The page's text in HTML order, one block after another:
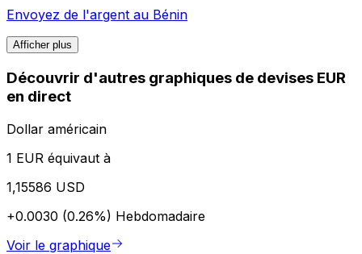
Envoyez de l'argent au Bénin
Afficher plus
Découvrir d'autres graphiques de devises EUR
en direct
Dollar américain
1 EUR équivaut à
1,15586 USD
+0.0030 (0.26%) Hebdomadaire
Voir le graphique